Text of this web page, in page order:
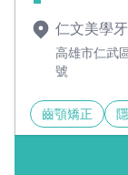
仁文美學
高雄市仁武
號
齒顎矯正